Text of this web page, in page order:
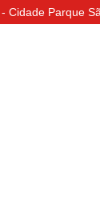
Cidade Parque